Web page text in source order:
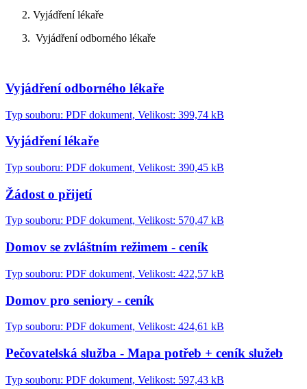
Vyjádření lékaře
Vyjádření odborného lékaře
Vyjádření odborného lékaře
Typ souboru: PDF dokument, Velikost: 399,74 kB
Vyjádření lékaře
Typ souboru: PDF dokument, Velikost: 390,45 kB
Žádost o přijetí
Typ souboru: PDF dokument, Velikost: 570,47 kB
Domov se zvláštním režimem - ceník
Typ souboru: PDF dokument, Velikost: 422,57 kB
Domov pro seniory - ceník
Typ souboru: PDF dokument, Velikost: 424,61 kB
Pečovatelská služba - Mapa potřeb + ceník služeb
Typ souboru: PDF dokument, Velikost: 597,43 kB